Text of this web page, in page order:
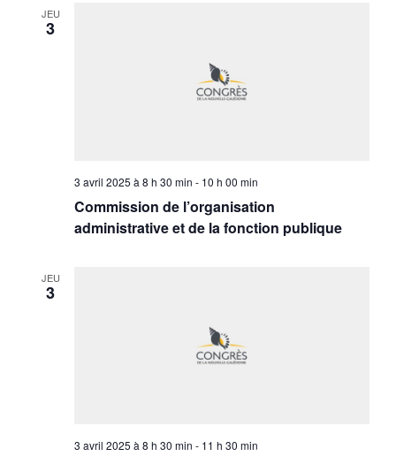
JEU
3
Commission de l’organisation
administrative et de la fonction publique
3 avril 2025 à 8 h 30 min - 10 h 00 min
JEU
3
3 avril 2025 à 8 h 30 min - 11 h 30 min